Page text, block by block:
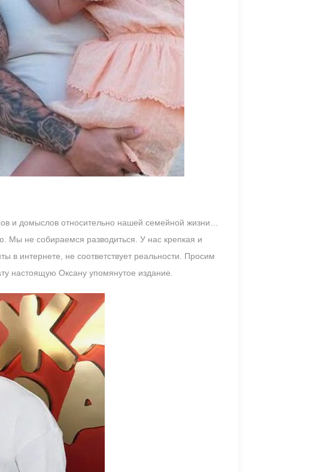
и домыслов относительно нашей семейной жизни…
Мы не собираемся разводиться. У нас крепкая и
интернете, не соответствует реальности. Просим
настоящую Оксану упомянутое издание.